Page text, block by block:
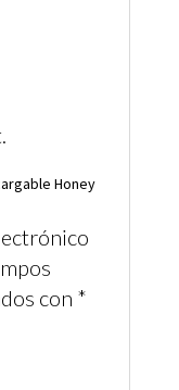
Honey
con *